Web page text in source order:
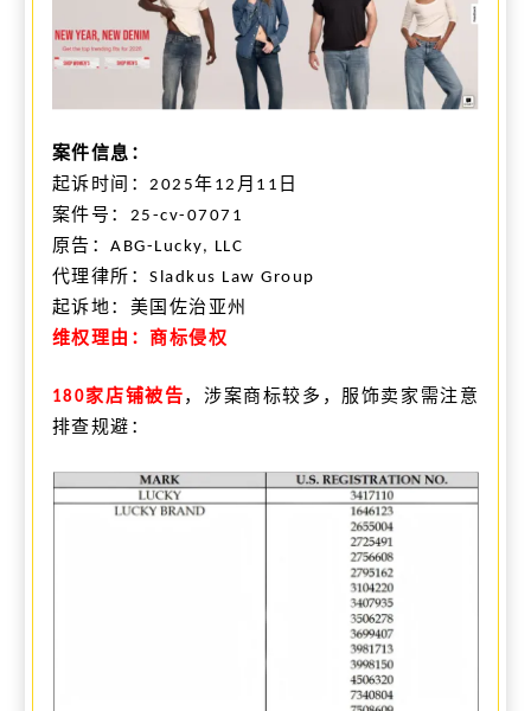
案件信息：
起诉时间：2025年 12 月 11 日
案件号： 25-cv-07071
原告 ：ABG-Lucky, LLC
代理律所：Sladkus Law Group
起诉地： 美国 佐治亚州
维权理由：商标侵权
180家店铺被告，涉案商标较多，服饰卖家需注意
排查规避：